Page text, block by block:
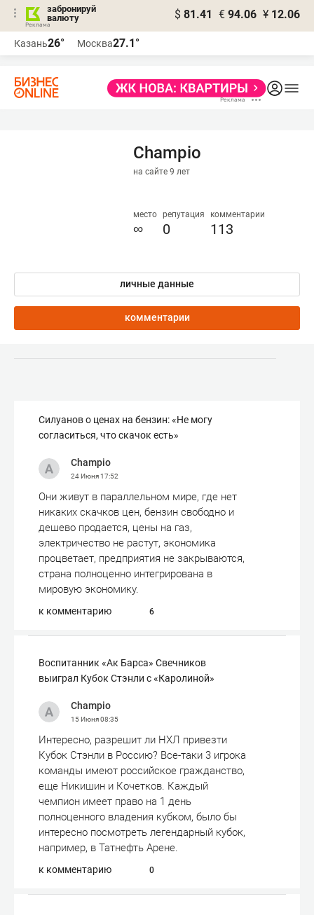
забронируй
валюту
$ 81.41 € 94.06 ¥ 12.06
Казань26° Москва27.1°
Champio
на сайте 9 лет
место
∞
репутация
0
комментарии
113
личные данные
комментарии
Силуанов о ценах на бензин: «Не могу
согласиться, что скачок есть»
Champio
24 Июня17:52
Они живут в параллельном мире, где нет
никаких скачков цен, бензин свободно и
дешево продается, цены на газ,
электричество не растут, экономика
процветает, предприятия не закрываются,
страна полноценно интегрирована в
мировую экономику.
к комментарию 6
Воспитанник «Ак Барса» Свечников
выиграл Кубок Стэнли с «Каролиной»
Champio
15 Июня08:35
Интересно, разрешит ли НХЛ привезти
Кубок Стэнли в Россию? Все-таки 3 игрока
команды имеют российское гражданство,
еще Никишин и Кочетков. Каждый
чемпион имеет право на 1 день
полноценного владения кубком, было бы
интересно посмотреть легендарный кубок,
например, в Татнефть Арене.
к комментарию 0